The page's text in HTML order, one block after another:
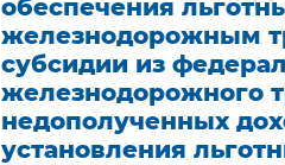
обеспечения
железнодорожным
субсидии из
железнодорожного
недополученных
установления